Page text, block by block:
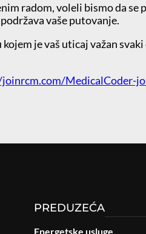
radom, voleli bismo da se
vaše putovanje.
je vaš uticaj važan
MedicalCoder-
PREDUZEĆA
Energetske usluge